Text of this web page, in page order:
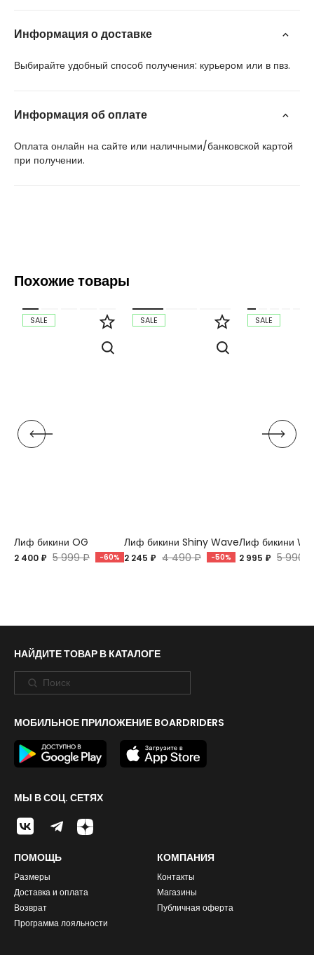
Информация о доставке
Выбирайте удобный способ получения: курьером или в пвз.
Информация об оплате
Оплата онлайн на сайте или наличными/банковской картой
при получении.
Похожие товары
SALE
Лиф бикини OG
2 400 ₽ 5 999 ₽ -60%
SALE
Лиф бикини Shiny Wave
2 245 ₽ 4 490 ₽ -50%
SALE
Лиф бикини
2 995 ₽ 5 990 ₽
НАЙДИТЕ ТОВАР В КАТАЛОГЕ
МОБИЛЬНОЕ ПРИЛОЖЕНИЕ BOARDRIDERS
МЫ В СОЦ. СЕТЯХ
ПОМОЩЬ
Размеры
Доставка и оплата
Возврат
Программа лояльности
КОМПАНИЯ
Контакты
Магазины
Публичная оферта